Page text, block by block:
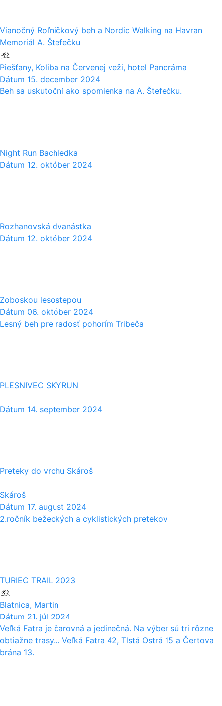
Vianočný Roľničkový beh a Nordic Walking na Havran
Memoriál A. Štefečku
Piešťany, Koliba na Červenej veži, hotel Panoráma
Dátum 15. december 2024
Beh sa uskutoční ako spomienka na A. Štefečku.
Night Run Bachledka
Dátum 12. október 2024
Rozhanovská dvanástka
Dátum 12. október 2024
Zoboskou lesostepou
Dátum 06. október 2024
Lesný beh pre radosť pohorím Tribeča
PLESNIVEC SKYRUN
Dátum 14. september 2024
Preteky do vrchu Skároš
Skároš
Dátum 17. august 2024
2.ročník bežeckých a cyklistických pretekov
TURIEC TRAIL 2023
Blatnica, Martin
Dátum 21. júl 2024
Veľká Fatra je čarovná a jedinečná. Na výber sú tri rôzne
obtiažne trasy... Veľká Fatra 42, Tlstá Ostrá 15 a Čertova
brána 13.